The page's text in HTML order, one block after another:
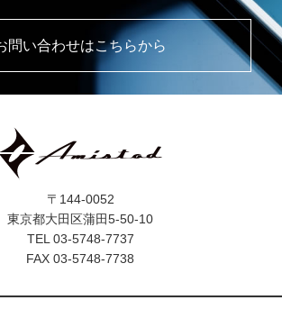
問い合わせはこちらから
〒144-0052
東京都大田区蒲田5-50-10
TEL 03-5748-7737
FAX 03-5748-7738